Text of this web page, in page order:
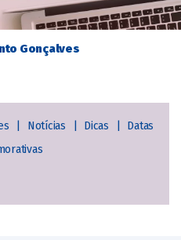
Gonçalves
Notícias Dicas
Datas